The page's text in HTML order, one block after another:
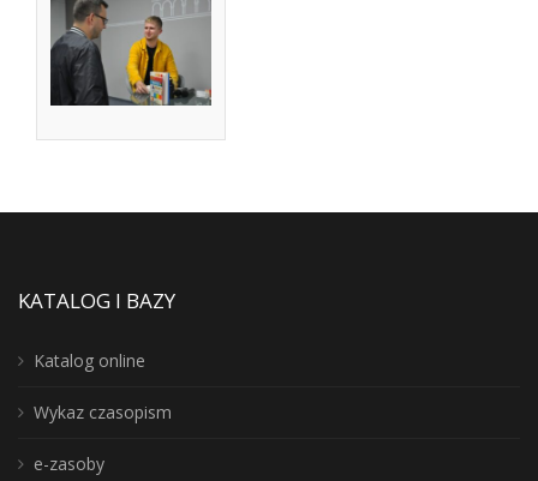
KATALOG I BAZY
Katalog online
Wykaz czasopism
e-zasoby